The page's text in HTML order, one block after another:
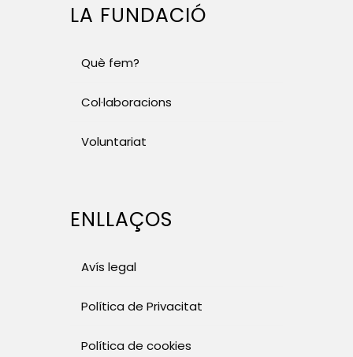
LA FUNDACIÓ
Què fem?
Col·laboracions
Voluntariat
ENLLAÇOS
Avís legal
Política de Privacitat
Política de cookies